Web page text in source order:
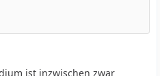
ist inzwischen zwar